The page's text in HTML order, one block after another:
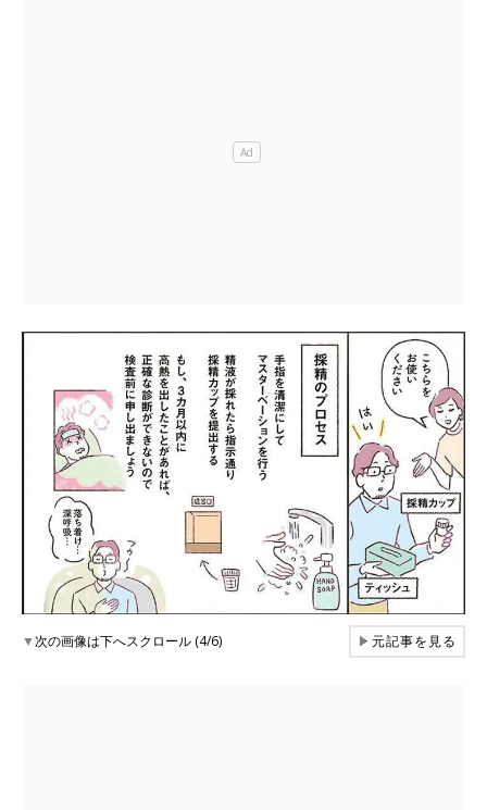
▼次の画像は下へスクロール (4/6) ▶元記事を見る